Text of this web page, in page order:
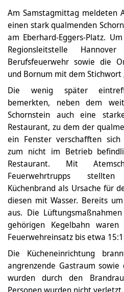
Am Samstagmittag meldeten
einen stark qualmenden
am Eberhard-Eggers-Platz.
Regionsleitstelle
Berufsfeuerwehr sowie die
und Bornum mit dem Stichwort
Die wenig später
bemerkten, neben dem
Schornstein auch eine
Restaurant, zu dem der
ein Fenster verschafften
zum nicht im Betrieb
Restaurant. Mit
Feuerwehrtrupps
Küchenbrand als Ursache für
diesen mit Wasser. Bereits
aus. Die
gehörigen Kegelbahn
Feuerwehreinsatz bis etwa
Die Kücheneinrichtung
angrenzende Gastraum
wurden durch den